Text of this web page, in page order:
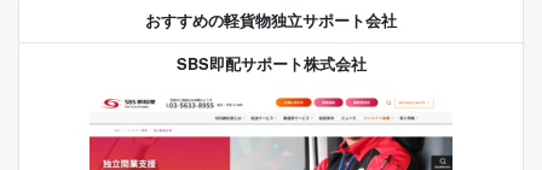
おすすめの軽貨物独立サポート会社
SBS即配サポート株式会社